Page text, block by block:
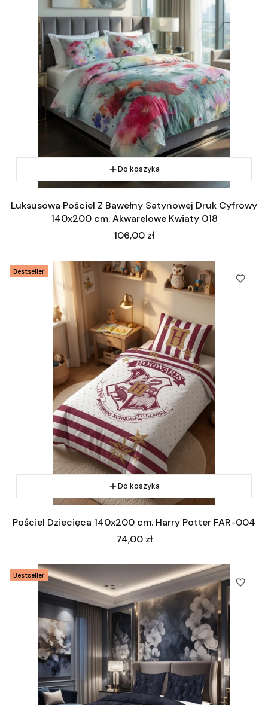
Do koszyka
Luksusowa Pościel Z Bawełny Satynowej Druk Cyfrowy
140x200 cm. Akwarelowe Kwiaty 018
Cena
106,00 zł
Bestseller
Do koszyka
Pościel Dziecięca 140x200 cm. Harry Potter FAR-004
Cena
74,00 zł
Bestseller